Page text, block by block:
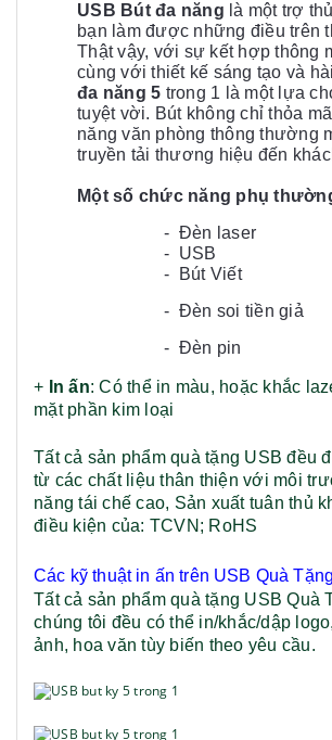
USB Bút đa năng là một trợ
bạn làm được những điều trên
Thật vậy, với sự kết hợp thông
cùng với thiết kế sáng tạo và
đa năng 5 trong 1 là một lựa
tuyệt vời. Bút không chỉ thỏa
năng văn phòng thông thường
truyền tải thương hiệu đến
Một số chức năng phụ
- Đèn laser
- USB
- Bút Viết
- Đèn soi tiền giả
- Đèn pin
+ In ấn: Có thể in màu, hoặc khắc
mặt phần kim loại
Tất cả sản phẩm quà tặng USB đều
từ các chất liệu thân thiện với môi
năng tái chế cao, Sản xuất tuân thủ
điều kiện của: TCVN; RoHS
Các kỹ thuật in ấn trên USB Quà Tặng
Tất cả sản phẩm quà tặng USB Quà
chúng tôi đều có thể in/khắc/dập
ảnh, hoa văn tùy biến theo yêu cầu.